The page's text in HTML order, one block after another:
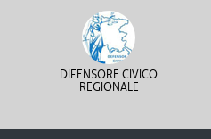
DIFENSORE CIVICO
REGIONALE